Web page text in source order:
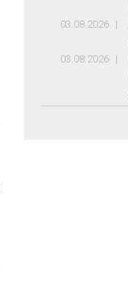
03.08.2026
03.08.2026